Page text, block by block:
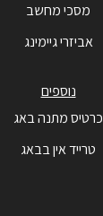
מסכי מחשב
אביזרי גיימינג
נוספים
כרטיס מתנה באג
טרייד אין בבאג